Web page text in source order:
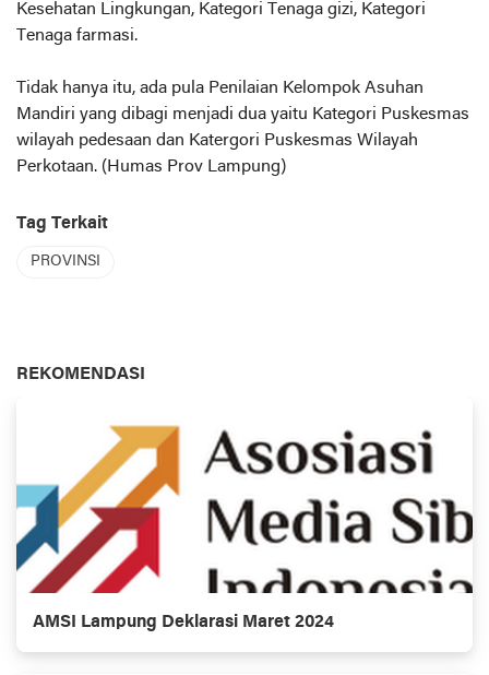
Kesehatan Lingkungan, Kategori Tenaga gizi, Kategori
Tenaga farmasi.
Tidak hanya itu, ada pula Penilaian Kelompok Asuhan
Mandiri yang dibagi menjadi dua yaitu Kategori Puskesmas
wilayah pedesaan dan Katergori Puskesmas Wilayah
Perkotaan. (Humas Prov Lampung)
Tag Terkait
PROVINSI
REKOMENDASI
AMSI Lampung Deklarasi Maret 2024